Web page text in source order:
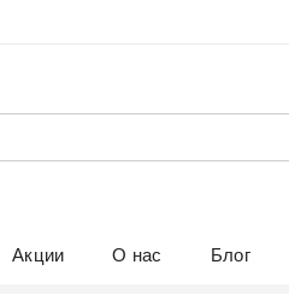
Акции О нас Блог